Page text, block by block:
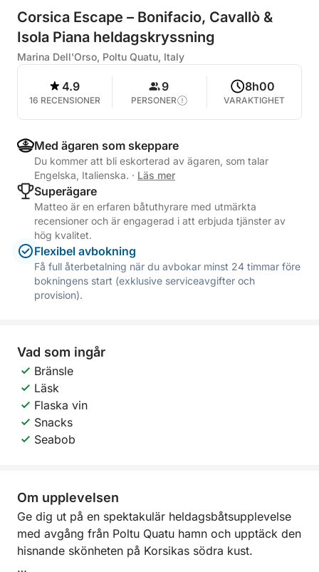
Corsica Escape – Bonifacio, Cavallò &
Isola Piana heldagskryssning
Marina Dell'Orso, Poltu Quatu, Italy
4.9
16 RECENSIONER
9
PERSONER
8h00
VARAKTIGHET
Med ägaren som skeppare
Du kommer att bli eskorterad av ägaren, som talar
Engelska, Italienska. · Läs mer
Superägare
Matteo är en erfaren båtuthyrare med utmärkta
recensioner och är engagerad i att erbjuda tjänster av
hög kvalitet.
Flexibel avbokning
Få full återbetalning när du avbokar minst 24 timmar före
bokningens start (exklusive serviceavgifter och
provision).
Vad som ingår
Bränsle
Läsk
Flaska vin
Snacks
Seabob
Om upplevelsen
Ge dig ut på en spektakulär heldagsbåtsupplevelse
med avgång från Poltu Quatu hamn och upptäck den
hisnande skönheten på Korsikas södra kust.